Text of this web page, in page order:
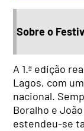
Sobre o
A 1.ª edição
Lagos, com
nacional.
Boralho e
estendeu-se